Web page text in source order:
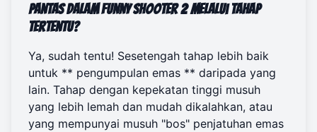
pantas dalam Funny Shooter 2 melalui tahap
tertentu?
Ya, sudah tentu! Sesetengah tahap lebih baik
untuk ** pengumpulan emas ** daripada yang
lain. Tahap dengan kepekatan tinggi musuh
yang lebih lemah dan mudah dikalahkan, atau
yang mempunyai musuh "bos" penjatuhan emas